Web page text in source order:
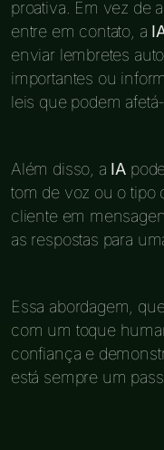
proativa. Em vez de
entre em contato, a
enviar lembretes
importantes ou
leis que podem
Além disso, a IA
tom de voz ou o tipo
cliente em
as respostas para
Essa abordagem,
com um toque
confiança e
está sempre um